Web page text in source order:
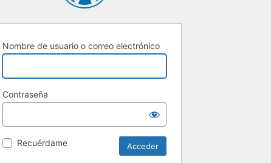
Nombre de usuario o correo electrónico
Contraseña
Recuérdame